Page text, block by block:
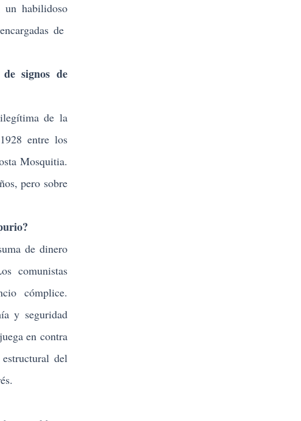
un habilidoso
de
signos de
de la
entre los
Mosquitia.
pero sobre
de dinero
comunistas
cómplice.
y seguridad
en contra
del